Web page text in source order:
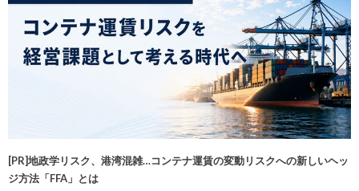
[PR]地政学リスク、港湾混雑…コンテナ運賃の変動リスクへの新しいヘッ
ジ方法「FFA」とは